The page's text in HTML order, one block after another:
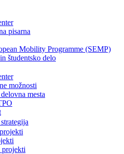
pisarna
Mobility Programme (SEMP)
študentsko delo
možnosti
mesta
projekti